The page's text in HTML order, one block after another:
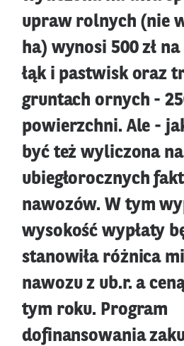
upraw rolnych (nie
ha) wynosi 500 zł
łąk i pastwisk oraz
gruntach ornych -
powierzchni. Ale -
być też wyliczona
ubiegłorocznych
nawozów. W tym
wysokość wypłaty
stanowiła różnica
nawozu z ub.r. a
tym roku. Program
dofinansowania